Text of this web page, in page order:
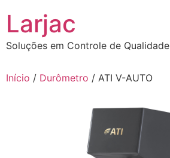
conteúdo
Larjac
Soluções em Controle de Qualidade
Início / Durômetro / ATI V-AUTO